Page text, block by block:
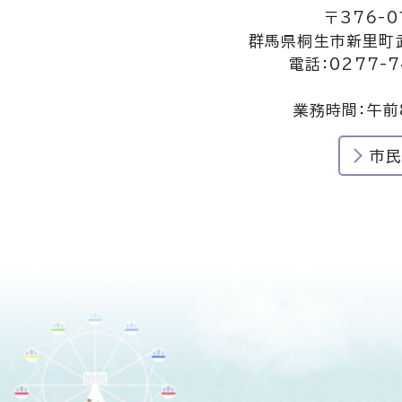
〒376-
群馬県桐生市新里
電話：0277-
業務時間：午
市